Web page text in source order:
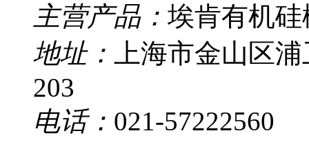
主营产品： 埃肯有机硅
地址：
上海市金山区
203
电话： 021-57222560